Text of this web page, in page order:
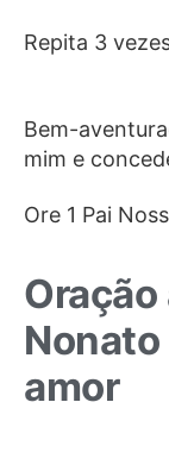
Repita 3
Bem-
mim e
Ore 1 Pai
Oração
amor